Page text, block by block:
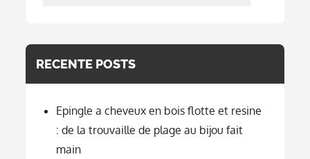
RECENTE POSTS
Epingle a cheveux en bois flotte et resine
: de la trouvaille de plage au bijou fait
main